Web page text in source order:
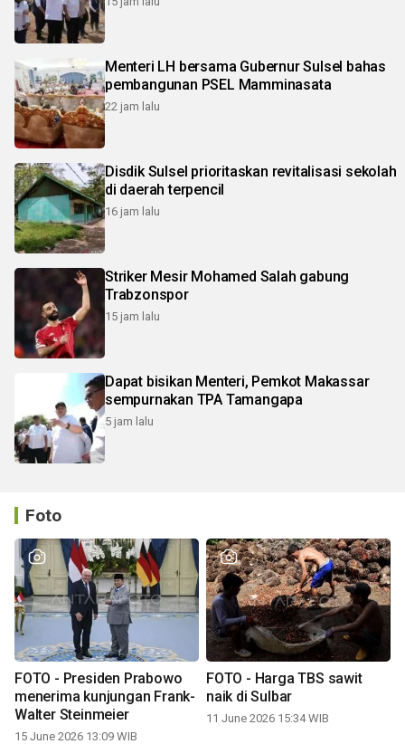
Menteri LH bersama Gubernur Sulsel bahas
pembangunan PSEL Mamminasata
22 jam lalu
Disdik Sulsel prioritaskan revitalisasi sekolah
di daerah terpencil
16 jam lalu
Striker Mesir Mohamed Salah gabung
Trabzonspor
15 jam lalu
Dapat bisikan Menteri, Pemkot Makassar
sempurnakan TPA Tamangapa
5 jam lalu
Foto
FOTO - Presiden Prabowo
menerima kunjungan Frank-
Walter Steinmeier
15 June 2026 13:09 WIB
FOTO - Harga TBS sawit
naik di Sulbar
11 June 2026 15:34 WIB